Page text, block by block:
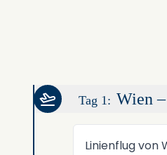
Tag 1: Wien
Linienflug von